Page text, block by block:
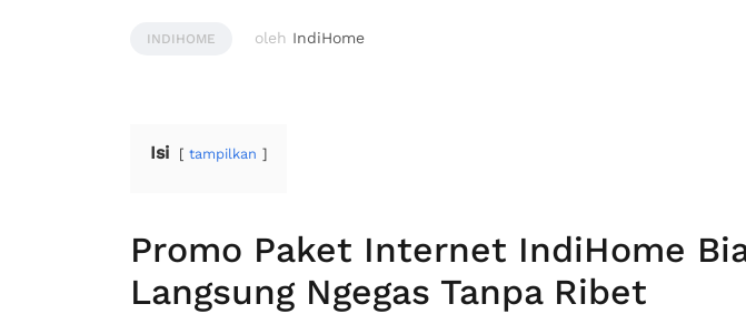
INDIHOME oleh IndiHome
Isi tampilkan
Promo Paket Internet IndiHome
Langsung Ngegas Tanpa Ribet